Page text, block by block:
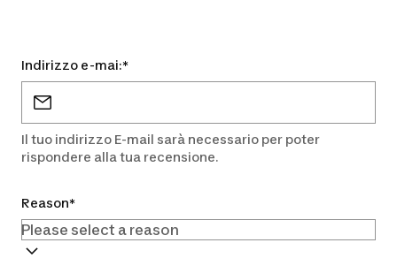
Indirizzo e-mai:*
Il tuo indirizzo E-mail sarà necessario per poter
rispondere alla tua recensione.
Reason*